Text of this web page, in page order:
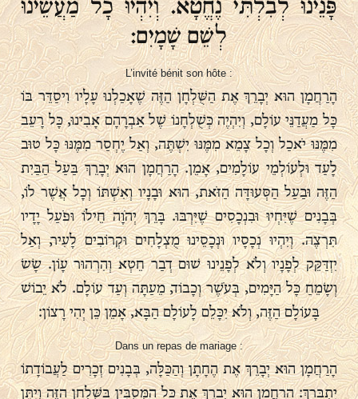
פָּנֵינוּ לְבִלְתִּי נֶחֱטָא. וְיִהְיוּ כָל מַעֲשֵׂינוּ
לְשֵׁם שָׁמָיִם:
L’invité bénit son hôte :
הָרַחֲמָן הוּא יְבָרֵךְ אֶת הַשֻּׁלְחָן הַזֶּה שֶׁאָכַלְנוּ עָלָיו וִיסַדֵּר בּוֹ
כָּל מַעֲדַנֵּי עוֹלָם, וְיִהְיֶה כְּשֻׁלְחָנוֹ שֶׁל אַבְרָהָם אָבִינוּ, כָּל רָעֵב
מִמֶּנּוּ יֹאכַל וְכָל צָמֵא מִמֶּנּוּ יִשְׁתֶּה, וְאַל יֶחְסַר מִמֶּנּוּ כָּל טוּב
לָעַד וּלְעוֹלְמֵי עוֹלָמִים, אָמֵן. הָרַחֲמָן הוּא יְבָרֵךְ בַּעַל הַבַּיִת
הַזֶּה וּבַעַל הַסְּעוּדָּה הַזֹּאת, הוּא וּבָנָיו וְאִשְׁתּוֹ וְכָל אֲשֶׁר לוֹ,
בְּבָנִים שֶׁיִּחְיוּ וּבִנְכָסִים שֶׁיִּרְבּוּ. בָּרֵךְ יְהֹוָה חֵילוֹ וּפֹעַל יָדָיו
תִּרְצֶה. וְיִהְיוּ נְכָסָיו וּנְכָסֵינוּ מֻצְלָחִים וּקְרוֹבִים לָעִיר, וְאַל
יִזְדַּקֵּק לְפָנָיו וְלֹא לְפָנֵינוּ שׁוּם דְבַר חֵטְא וְהִרְהוּר עָוֹן. שָׂשׂ
וְשָׂמֵחַ כָּל הַיָּמִים, בְּעֹשֶׁר וְכָבוֹד, מֵעַתָּה וְעַד עוֹלָם. לֹא יֵבוֹשׁ
בָּעוֹלָם הַזֶּה, וְלֹא יִכָּלֵם לָעוֹלָם הַבָּא, אָמֵן כֵּן יְהִי רָצוֹן:
Dans un repas de mariage :
הָרַחֲמָן הוּא יְבָרֵךְ אֶת הֶחָתָן וְהַכַּלָּה, בְּבָנִים זְכָרִים לַעֲבוֹדָתוֹ
יִתְבָּרַךְ: הָרַחֲמָן הוּא יְבָרֵךְ אֶת כָּל הַמְּסֻבִּין בַּשֻּׁלְחָן הַזֶּה וְיִתֵּן